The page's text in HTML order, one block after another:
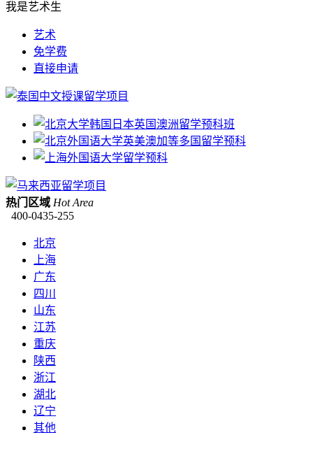
我是艺术生
艺术
免学费
直接申请
热门区域 Hot Area
400-0435-255
北京
上海
广东
四川
山东
江苏
重庆
陕西
浙江
湖北
辽宁
其他